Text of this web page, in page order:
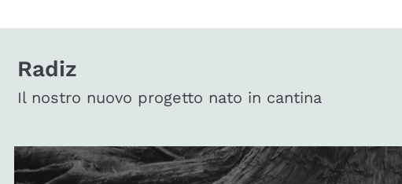
Radiz
Il nostro nuovo progetto nato in cantina